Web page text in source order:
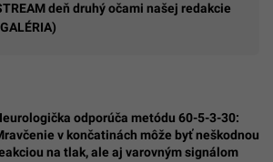
deň druhý očami našej redakcie
odporúča metódu 60-5-3-30:
v končatinách môže byť neškodnou
na tlak, ale aj varovným signálom